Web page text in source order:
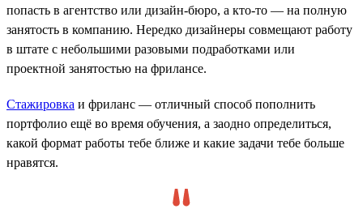
попасть в агентство или дизайн-бюро, а кто-то — на полную
занятость в компанию. Нередко дизайнеры совмещают работу
в штате с небольшими разовыми подработками или
проектной занятостью на фрилансе.
Стажировка и фриланс — отличный способ пополнить
портфолио ещё во время обучения, а заодно определиться,
какой формат работы тебе ближе и какие задачи тебе больше
нравятся.